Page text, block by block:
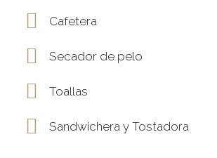
Cafetera
Secador de pelo
Toallas
Sandwichera y Tostadora